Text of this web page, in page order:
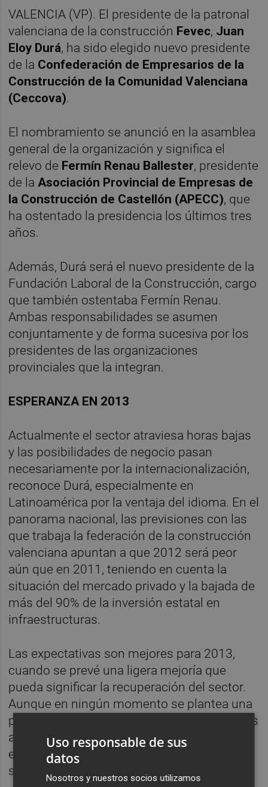
VALENCIA (VP). El presidente de la patronal
valenciana de la construcción Fevec, Juan
Eloy Durá, ha sido elegido nuevo presidente
de la Confederación de Empresarios de la
Construcción de la Comunidad Valenciana
(Ceccova).
El nombramiento se anunció en la asamblea
general de la organización y significa el
relevo de Fermín Renau Ballester, presidente
de la Asociación Provincial de Empresas de
la Construcción de Castellón (APECC), que
ha ostentado la presidencia los últimos tres
años.
Además, Durá será el nuevo presidente de la
Fundación Laboral de la Construcción, cargo
que también ostentaba Fermín Renau.
Ambas responsabilidades se asumen
conjuntamente y de forma sucesiva por los
presidentes de las organizaciones
provinciales que la integran.
ESPERANZA EN 2013
Actualmente el sector atraviesa horas bajas
y las posibilidades de negocio pasan
necesariamente por la internacionalización,
reconoce Durá, especialmente en
Latinoamérica por la ventaja del idioma. En el
panorama nacional, las previsiones con las
que trabaja la federación de la construcción
valenciana apuntan a que 2012 será peor
aún que en 2011, teniendo en cuenta la
situación del mercado privado y la bajada de
más del 90% de la inversión estatal en
infraestructuras.
Las expectativas son mejores para 2013,
cuando se prevé una ligera mejoría que
pueda significar la recuperación del sector.
Aunque en ningún momento se plantea una
pronta recuperación de los niveles anteriores
a la crisis, la esperanza es lograr una
estabilidad que permita alejar los
sobresaltos de las últimas fechas.
Uso responsable de sus
datos
Nosotros y nuestros socios utilizamos